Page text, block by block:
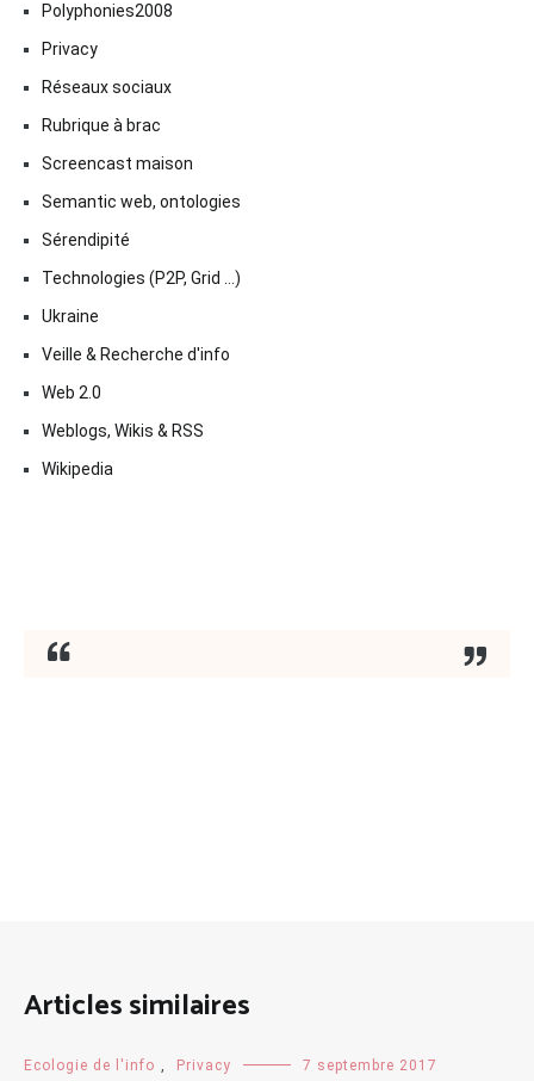
Polyphonies2008
Privacy
Réseaux sociaux
Rubrique à brac
Screencast maison
Semantic web, ontologies
Sérendipité
Technologies (P2P, Grid …)
Ukraine
Veille & Recherche d'info
Web 2.0
Weblogs, Wikis & RSS
Wikipedia
Articles similaires
Ecologie de l'info , Privacy 7 septembre 2017